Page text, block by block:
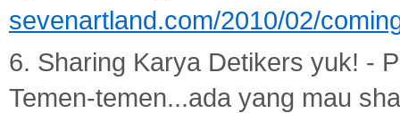
sevenartland.com/2010/02/
6. Sharing Karya Detikers yuk! -
Temen-temen...ada yang mau